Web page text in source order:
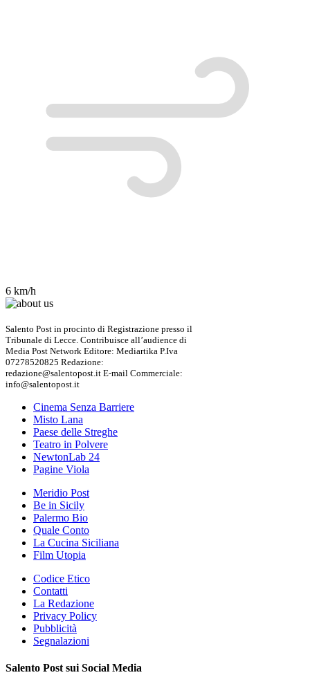
6 km/h
Salento Post in procinto di Registrazione presso il
Tribunale di Lecce. Contribuisce all’audience di
Media Post Network Editore: Mediartika P.Iva
07278520825 Redazione:
redazione@salentopost.it E-mail Commerciale:
info@salentopost.it
Cinema Senza Barriere
Misto Lana
Paese delle Streghe
Teatro in Polvere
NewtonLab 24
Pagine Viola
Meridio Post
Be in Sicily
Palermo Bio
Quale Conto
La Cucina Siciliana
Film Utopia
Codice Etico
Contatti
La Redazione
Privacy Policy
Pubblicità
Segnalazioni
Salento Post sui Social Media